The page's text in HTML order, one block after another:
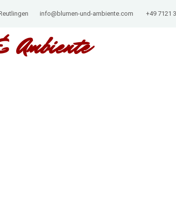
info@blumen-und-ambiente.com +49 7121
Ambiente